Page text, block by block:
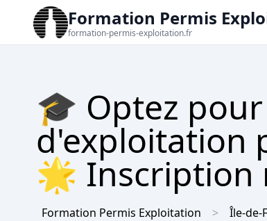
Formation Permis
formation-permis-exploitation.fr
🎓 Optez
d'exploitation
🌟 Inscription
Formation Permis Exploitation Île-de-